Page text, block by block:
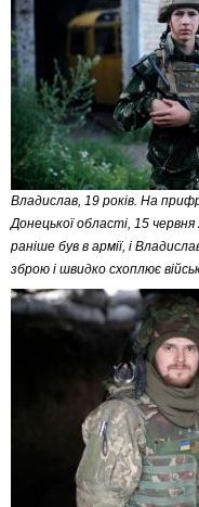
Владислав, 19 років. На
Донецької області, 15
раніше був в армії, і
зброю і швидко схоплює